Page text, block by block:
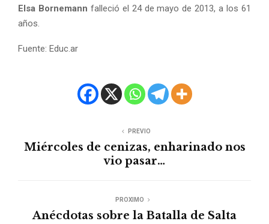
Elsa Bornemann falleció el 24 de mayo de 2013, a los 61
años.
Fuente: Educ.ar
PREVIO
Miércoles de cenizas, enharinado nos
vio pasar…
PROXIMO
Anécdotas sobre la Batalla de Salta